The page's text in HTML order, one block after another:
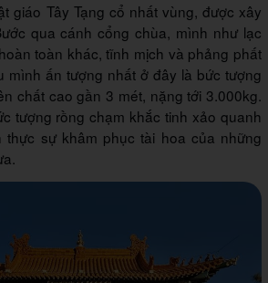
giáo Tây Tạng cổ nhất vùng, được xây
qua cánh cổng chùa, mình như lạc
toàn khác, tĩnh mịch và phảng phất
mình ấn tượng nhất ở đây là bức tượng
chất cao gần 3 mét, nặng tới 3.000kg.
tượng rồng chạm khắc tinh xảo quanh
thực sự khâm phục tài hoa của những